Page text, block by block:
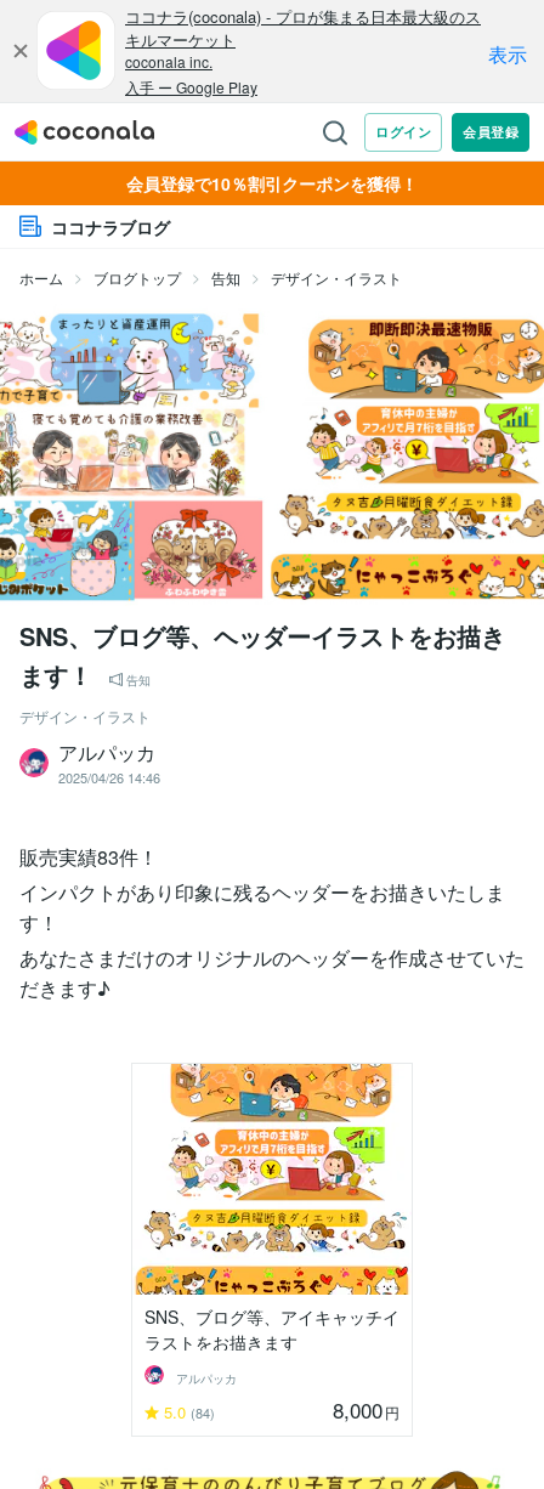
会員登録で10％割引クーポンを獲得！
ココナラブログ
ホーム ブログトップ 告知 デザイン・イラスト
SNS、ブログ等、ヘッダーイラストをお描き
ます！
告知
デザイン・イラスト
アルパッカ
2025/04/26 14:46
販売実績83件！
インパクトがあり印象に残るヘッダーをお描きいたしま
す！
あなたさまだけのオリジナルのヘッダーを作成させていた
だきます♪
SNS、ブログ等、アイキャッチイ
ラストをお描きます
アルパッカ
5.0 (84) 8,000円